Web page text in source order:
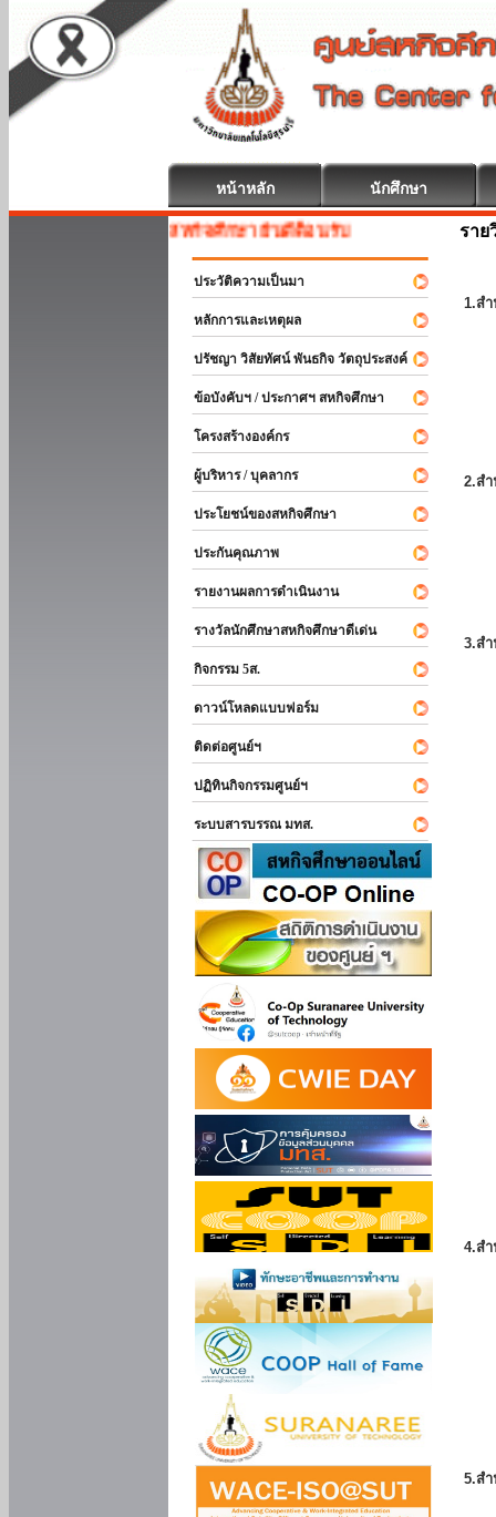
หน้าหลัก นักศึกษา
สหกิจศึกษา ยินดีต้อนรับ
ประวัติความเป็นมา
หลักการและเหตุผล
ปรัชญา วิสัยทัศน์ พันธกิจ วัตถุประสงค์
ข้อบังคับฯ / ประกาศฯ สหกิจศึกษา
โครงสร้างองค์กร
ผู้บริหาร / บุคลากร
ประโยชน์ของสหกิจศึกษา
ประกันคุณภาพ
รายงานผลการดำเนินงาน
รางวัลนักศึกษาสหกิจศึกษาดีเด่น
กิจกรรม 5ส.
ดาวน์โหลดแบบฟอร์ม
ติดต่อศูนย์ฯ
ปฏิทินกิจกรรมศูนย์ฯ
ระบบสารบรรณ มทส.
ราย
1.ส
2.ส
3.ส
4.ส
5.ส